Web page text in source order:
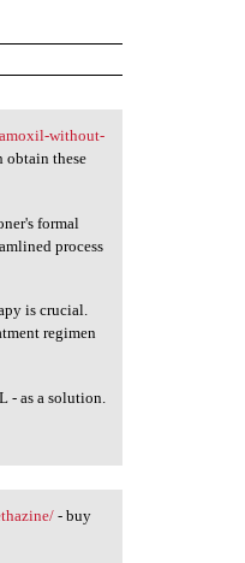
without-
obtain these
formal
process
is crucial.
regimen
- as a solution.
- buy